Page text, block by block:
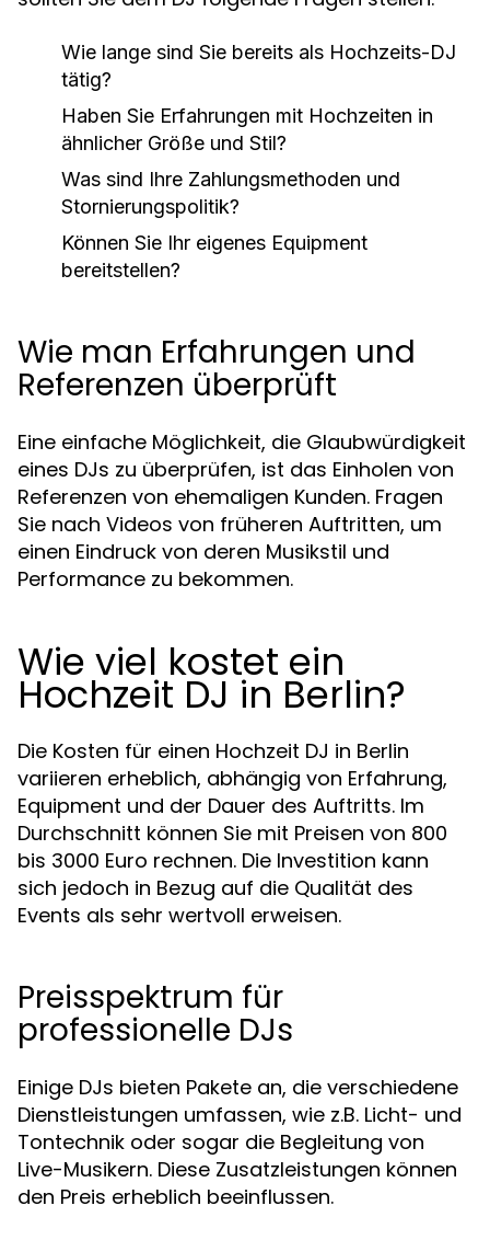
Wie lange sind Sie bereits als Hochzeits-DJ
tätig?
Haben Sie Erfahrungen mit Hochzeiten in
ähnlicher Größe und Stil?
Was sind Ihre Zahlungsmethoden und
Stornierungspolitik?
Können Sie Ihr eigenes Equipment
bereitstellen?
Wie man Erfahrungen und
Referenzen überprüft
Eine einfache Möglichkeit, die Glaubwürdigkeit
eines DJs zu überprüfen, ist das Einholen von
Referenzen von ehemaligen Kunden. Fragen
Sie nach Videos von früheren Auftritten, um
einen Eindruck von deren Musikstil und
Performance zu bekommen.
Wie viel kostet ein
Hochzeit DJ in Berlin?
Die Kosten für einen Hochzeit DJ in Berlin
variieren erheblich, abhängig von Erfahrung,
Equipment und der Dauer des Auftritts. Im
Durchschnitt können Sie mit Preisen von 800
bis 3000 Euro rechnen. Die Investition kann
sich jedoch in Bezug auf die Qualität des
Events als sehr wertvoll erweisen.
Preisspektrum für
professionelle DJs
Einige DJs bieten Pakete an, die verschiedene
Dienstleistungen umfassen, wie z.B. Licht- und
Tontechnik oder sogar die Begleitung von
Live-Musikern. Diese Zusatzleistungen können
den Preis erheblich beeinflussen.